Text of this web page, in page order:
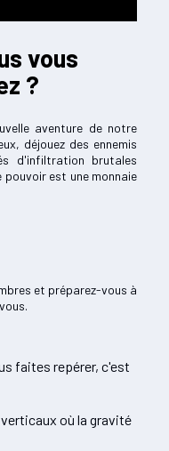
vous
?
aventure de notre
déjouez des ennemis
d'infiltration brutales
est une monnaie
et préparez-vous à
faites repérer, c'est
où la gravité